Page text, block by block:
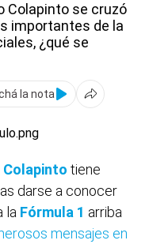
Colapinto se cruzó
importantes de la
¿qué se
la nota
Colapinto tiene
darse a conocer
la Fórmula 1 arriba
mensajes en